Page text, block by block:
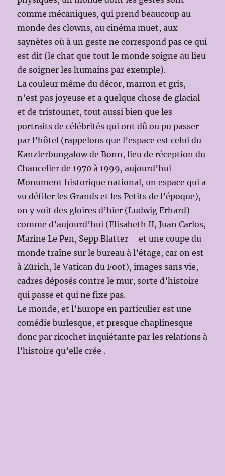
comme mécaniques, qui prend beaucoup au
monde des clowns, au cinéma muet, aux
saynètes où à un geste ne correspond pas ce qui
est dit (le chat que tout le monde soigne au lieu
de soigner les humains par exemple).
La couleur même du décor, marron et gris,
n’est pas joyeuse et a quelque chose de glacial
et de tristounet, tout aussi bien que les
portraits de célébrités qui ont dû ou pu passer
par l’hôtel (rappelons que l’espace est celui du
Kanzlerbungalow de Bonn, lieu de réception du
Chancelier de 1970 à 1999, aujourd’hui
Monument historique national, un espace qui a
vu défiler les Grands et les Petits de l’époque),
on y voit des gloires d’hier (Ludwig Erhard)
comme d’aujourd’hui (Elisabeth II, Juan Carlos,
Marine Le Pen, Sepp Blatter – et une coupe du
monde traîne sur le bureau à l’étage, car on est
à Zürich, le Vatican du Foot), images sans vie,
cadres déposés contre le mur, sorte d’histoire
qui passe et qui ne fixe pas.
Le monde, et l’Europe en particulier est une
comédie burlesque, et presque chaplinesque
donc par ricochet inquiétante par les relations à
l’histoire qu’elle crée .